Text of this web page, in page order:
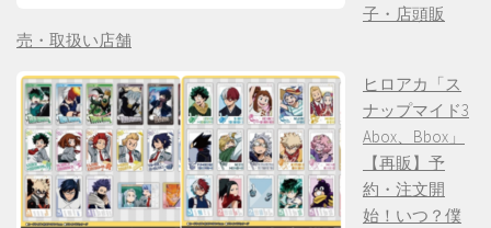
子・店頭販
売・取扱い店舗
ヒロアカ「ス
ナップマイド3
Abox、Bbox」
【再販】予
約・注文開
始！いつ？僕